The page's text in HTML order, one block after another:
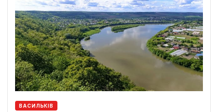
ВАСИЛЬКІВ